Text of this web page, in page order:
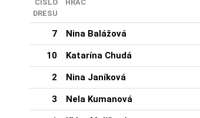
ČÍSLO
DRESU
HRÁČ
7 Nina Balážová
10 Katarína Chudá
2 Nina Janíková
3 Nela Kumanová